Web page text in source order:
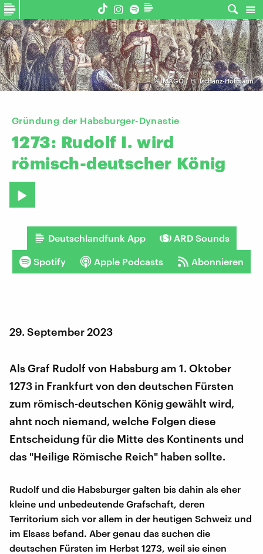
©IMAGO / H. Tschanz-Hofmann
Gründung der Habsburger-Dynastie
1273: Rudolf I. wird
römisch-deutscher König
Deutschlandfunk App ARD Sounds
Spotify Apple Podcasts Abonnieren
29. September 2023
Als Graf Rudolf von Habsburg am 1. Oktober
1273 in Frankfurt von den deutschen Fürsten
zum römisch-deutschen König gewählt wird,
ahnt noch niemand, welche Folgen diese
Entscheidung für die Mitte des Kontinents und
das "Heilige Römische Reich" haben sollte.
Rudolf und die Habsburger galten bis dahin als eher
kleine und unbedeutende Grafschaft, deren
Territorium sich vor allem in der heutigen Schweiz und
im Elsass befand. Aber genau das suchen die
deutschen Fürsten im Herbst 1273, weil sie einen